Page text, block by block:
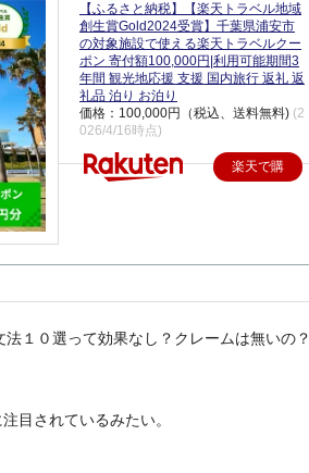
【ふるさと納税】【楽天トラベル地域
創生賞Gold2024受賞】千葉県浦安市
の対象施設で使える楽天トラベルクー
ポン 寄付額100,000円|利用可能期間3
年間 観光地応援 支援 国内旅行 返礼 返
礼品 泊り お泊り
価格：100,000円（税込、送料無料) (2
026/4/16時点)
楽天で購
１０選って効果なし？クレームは無いの？
目されているみたい。